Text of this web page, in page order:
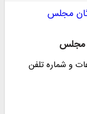
مجلس
و شماره تلفن